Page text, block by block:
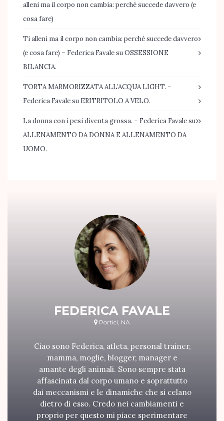
alleni ma il corpo non cambia: perché succede davvero (e
cosa fare)
Ti alleni ma il corpo non cambia: perché succede davvero
(e cosa fare) – Federica FavalesuOSSESSIONE
BILANCIA.
TORTA MARMORIZZATA ALL’ACQUA LIGHT. –
Federica Favalesu ERITRITOLO A VELO.
La donna con i pesi diventa grossa. – Federica Favalesu
ALLENAMENTO DA DONNA E ALLENAMENTO DA
UOMO.
FEDERICA FAVALE
Portici, NA
Ciao sono Federica, atleta, personal trainer,
mamma, moglie, blogger, manager e
amante degli animali. Sono sempre stata
affascinata dal corpo umano e soprattutto
dai meccanismi e le dinamiche che si celano
dietro di esso. Credo nei cambiamenti e
proprio per questo mi piace sperimentare